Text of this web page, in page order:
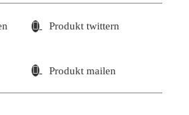
Produkt twittern
Produkt mailen